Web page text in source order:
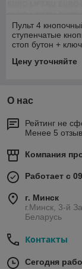
Пульт 4
ступенчатые
стоп бутон +
Цену уточняйте
О нас
Рейтинг не
Менее 5
Компания
Работает с
г. Минск
г.Минск, 3-й
Беларусь
Контакты
Сегодня